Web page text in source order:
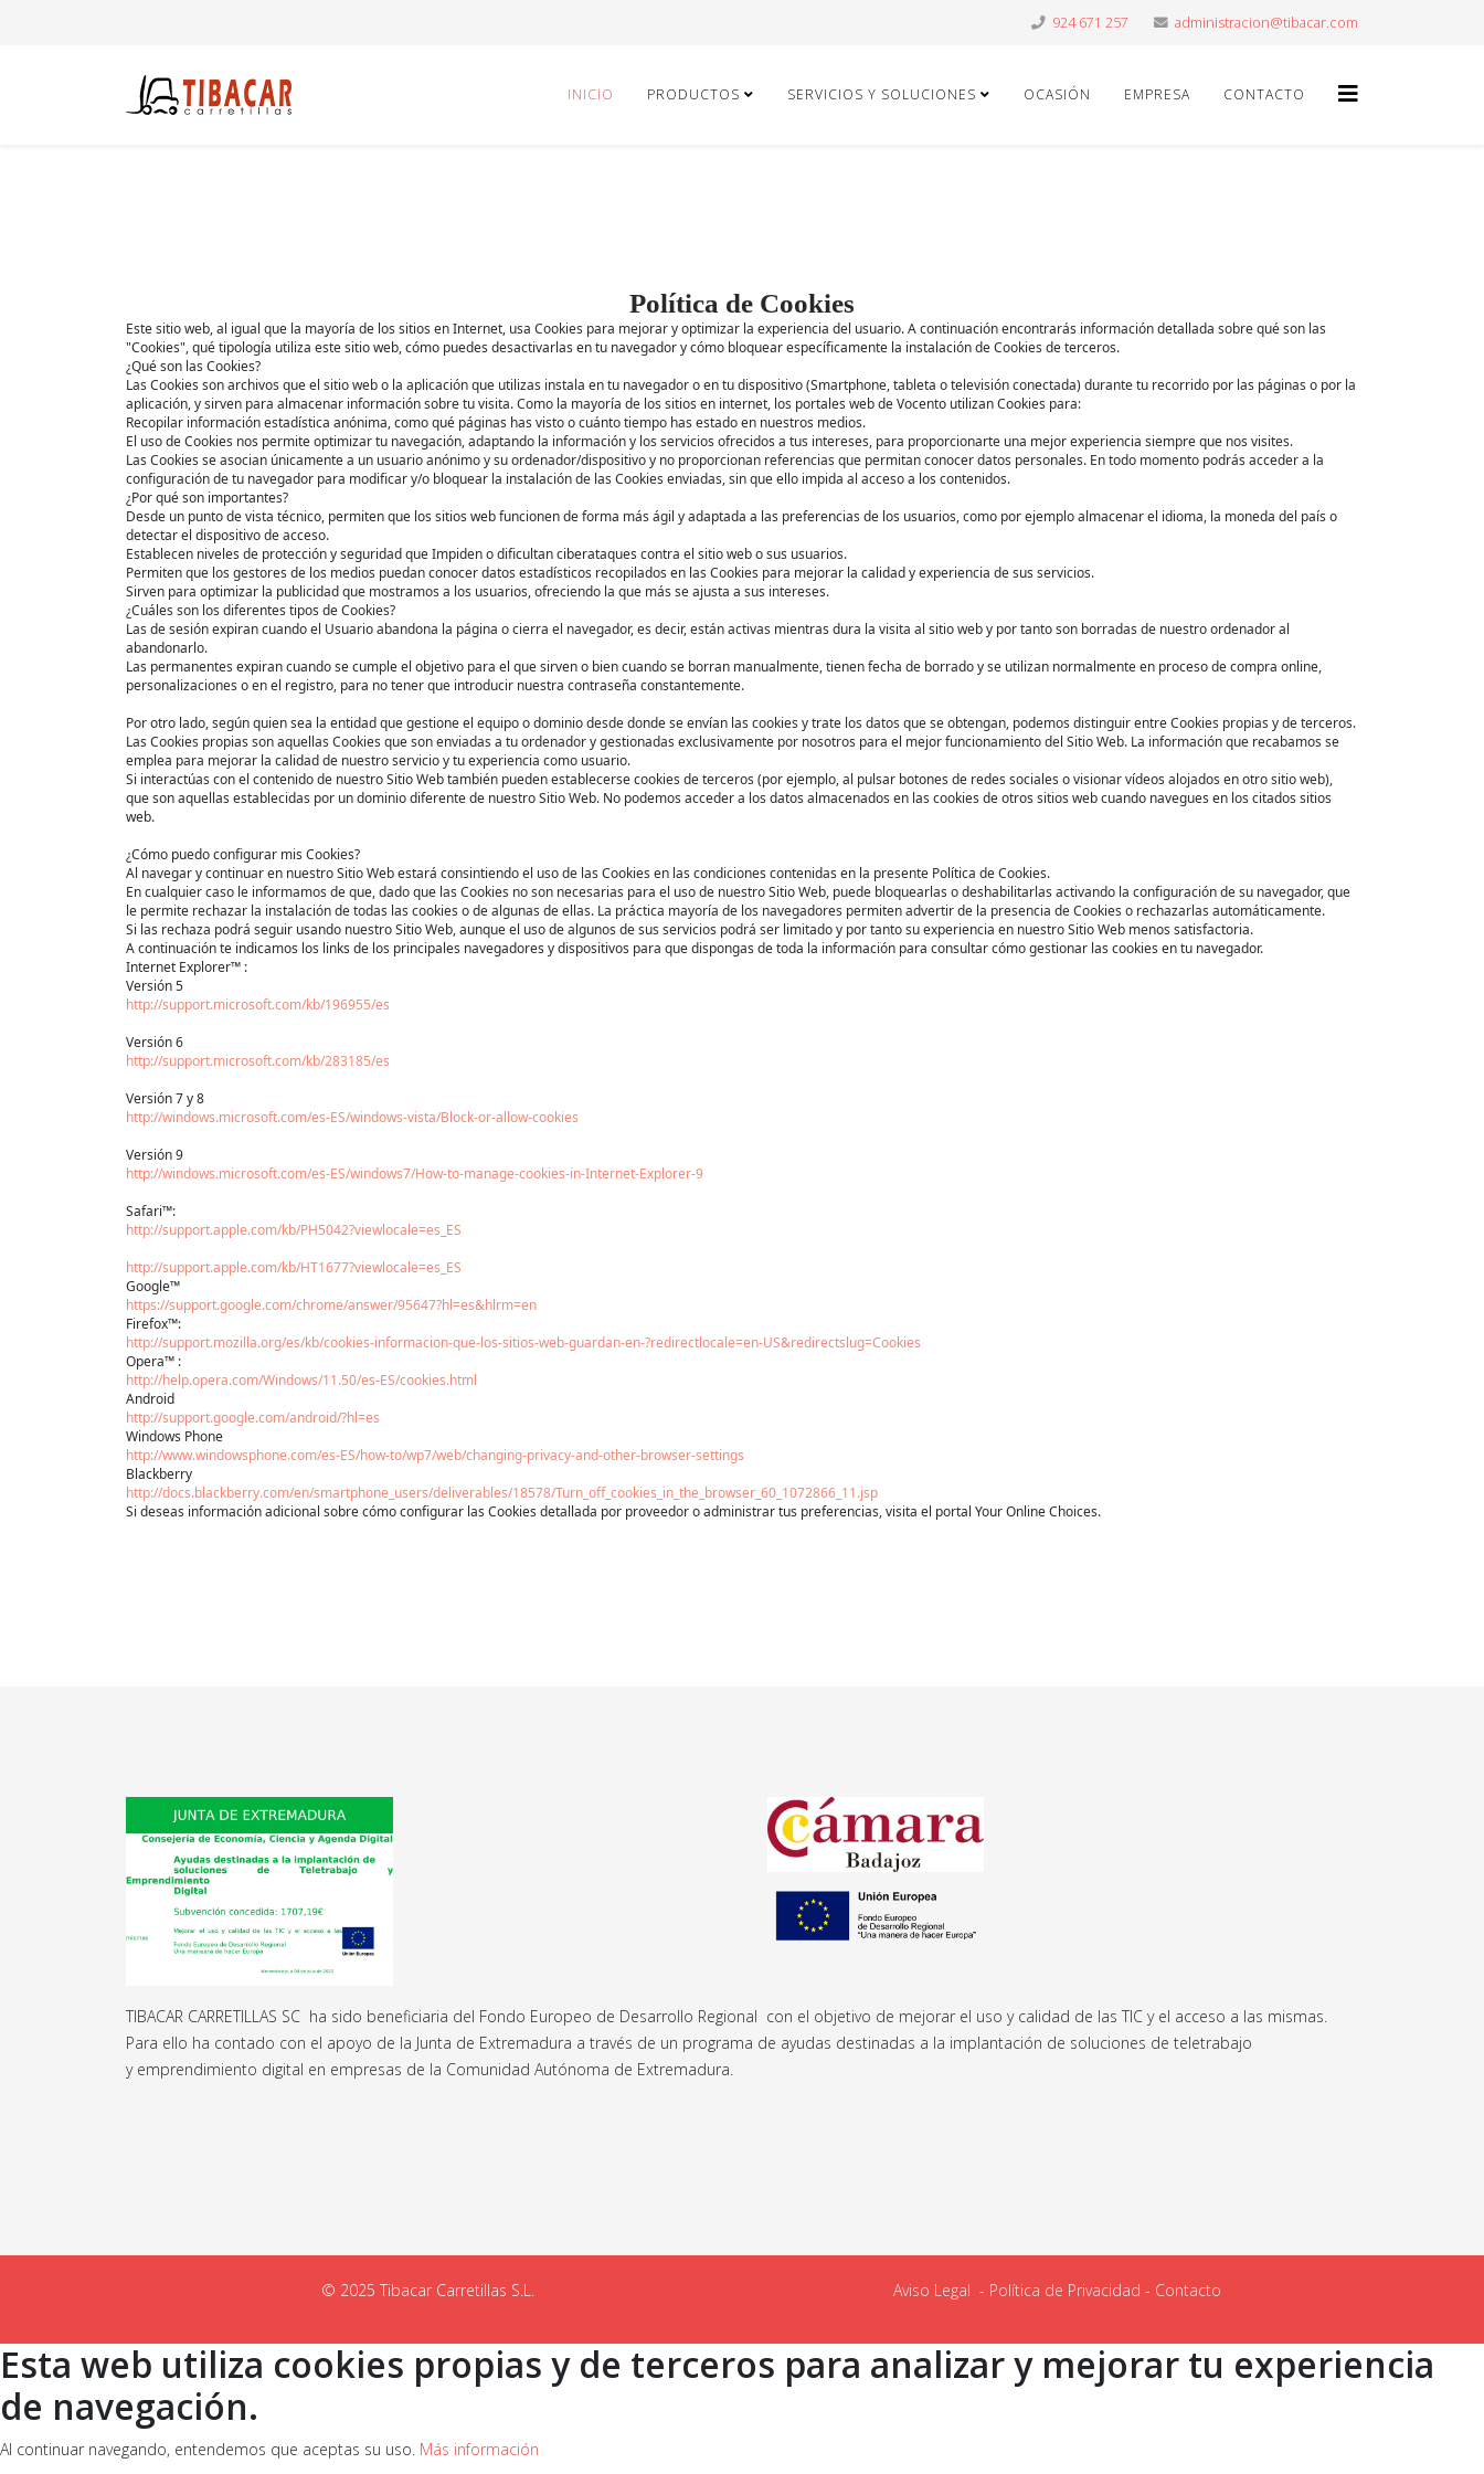
924 671 257
INICIO PRODUCTOS SERVICIOS Y SOLUCIONES OCASIÓN EMPRESA CONTACTO
Política de Cookies
Este sitio web, al igual que la mayoría de los sitios en Internet, usa Cookies para mejorar y optimizar la experiencia del usuario. A continuación encontrarás información detallada sobre qué son las
"Cookies", qué tipología utiliza este sitio web, cómo puedes desactivarlas en tu navegador y cómo bloquear específicamente la instalación de Cookies de terceros.
¿Qué son las Cookies?
Las Cookies son archivos que el sitio web o la aplicación que utilizas instala en tu navegador o en tu dispositivo (Smartphone, tableta o televisión conectada) durante tu recorrido por las páginas o por la
aplicación, y sirven para almacenar información sobre tu visita. Como la mayoría de los sitios en internet, los portales web de Vocento utilizan Cookies para:
Recopilar información estadística anónima, como qué páginas has visto o cuánto tiempo has estado en nuestros medios.
El uso de Cookies nos permite optimizar tu navegación, adaptando la información y los servicios ofrecidos a tus intereses, para proporcionarte una mejor experiencia siempre que nos visites.
Las Cookies se asocian únicamente a un usuario anónimo y su ordenador/dispositivo y no proporcionan referencias que permitan conocer datos personales. En todo momento podrás acceder a la
configuración de tu navegador para modificar y/o bloquear la instalación de las Cookies enviadas, sin que ello impida al acceso a los contenidos.
¿Por qué son importantes?
Desde un punto de vista técnico, permiten que los sitios web funcionen de forma más ágil y adaptada a las preferencias de los usuarios, como por ejemplo almacenar el idioma, la moneda del país o
detectar el dispositivo de acceso.
Establecen niveles de protección y seguridad que Impiden o dificultan ciberataques contra el sitio web o sus usuarios.
Permiten que los gestores de los medios puedan conocer datos estadísticos recopilados en las Cookies para mejorar la calidad y experiencia de sus servicios.
Sirven para optimizar la publicidad que mostramos a los usuarios, ofreciendo la que más se ajusta a sus intereses.
¿Cuáles son los diferentes tipos de Cookies?
Las de sesión expiran cuando el Usuario abandona la página o cierra el navegador, es decir, están activas mientras dura la visita al sitio web y por tanto son borradas de nuestro ordenador al
abandonarlo.
Las permanentes expiran cuando se cumple el objetivo para el que sirven o bien cuando se borran manualmente, tienen fecha de borrado y se utilizan normalmente en proceso de compra online,
personalizaciones o en el registro, para no tener que introducir nuestra contraseña constantemente.
Por otro lado, según quien sea la entidad que gestione el equipo o dominio desde donde se envían las cookies y trate los datos que se obtengan, podemos distinguir entre Cookies propias y de terceros.
Las Cookies propias son aquellas Cookies que son enviadas a tu ordenador y gestionadas exclusivamente por nosotros para el mejor funcionamiento del Sitio Web. La información que recabamos se
emplea para mejorar la calidad de nuestro servicio y tu experiencia como usuario.
Si interactúas con el contenido de nuestro Sitio Web también pueden establecerse cookies de terceros (por ejemplo, al pulsar botones de redes sociales o visionar vídeos alojados en otro sitio web),
que son aquellas establecidas por un dominio diferente de nuestro Sitio Web. No podemos acceder a los datos almacenados en las cookies de otros sitios web cuando navegues en los citados sitios
web.
¿Cómo puedo configurar mis Cookies?
Al navegar y continuar en nuestro Sitio Web estará consintiendo el uso de las Cookies en las condiciones contenidas en la presente Política de Cookies.
En cualquier caso le informamos de que, dado que las Cookies no son necesarias para el uso de nuestro Sitio Web, puede bloquearlas o deshabilitarlas activando la configuración de su navegador, que
le permite rechazar la instalación de todas las cookies o de algunas de ellas. La práctica mayoría de los navegadores permiten advertir de la presencia de Cookies o rechazarlas automáticamente.
Si las rechaza podrá seguir usando nuestro Sitio Web, aunque el uso de algunos de sus servicios podrá ser limitado y por tanto su experiencia en nuestro Sitio Web menos satisfactoria.
A continuación te indicamos los links de los principales navegadores y dispositivos para que dispongas de toda la información para consultar cómo gestionar las cookies en tu navegador.
Internet Explorer™ :
Versión 5
http://support.microsoft.com/kb/196955/es
Versión 6
http://support.microsoft.com/kb/283185/es
Versión 7 y 8
http://windows.microsoft.com/es-ES/windows-vista/Block-or-allow-cookies
Versión 9
http://windows.microsoft.com/es-ES/windows7/How-to-manage-cookies-in-Internet-Explorer-9
Safari™:
http://support.apple.com/kb/PH5042?viewlocale=es_ES
http://support.apple.com/kb/HT1677?viewlocale=es_ES
Google™
https://support.google.com/chrome/answer/95647?hl=es&hlrm=en
Firefox™:
http://support.mozilla.org/es/kb/cookies-informacion-que-los-sitios-web-guardan-en-?redirectlocale=en-US&redirectslug=Cookies
Opera™ :
http://help.opera.com/Windows/11.50/es-ES/cookies.html
Android
http://support.google.com/android/?hl=es
Windows Phone
http://www.windowsphone.com/es-ES/how-to/wp7/web/changing-privacy-and-other-browser-settings
Blackberry
http://docs.blackberry.com/en/smartphone_users/deliverables/18578/Turn_off_cookies_in_the_browser_60_1072866_11.jsp
Si deseas información adicional sobre cómo configurar las Cookies detallada por proveedor o administrar tus preferencias, visita el portal Your Online Choices.
TIBACAR CARRETILLAS SC ha sido beneficiaria del Fondo Europeo de Desarrollo Regional con el objetivo de mejorar el uso y calidad de las TIC y el acceso a las mismas.
Para ello ha contado con el apoyo de la Junta de Extremadura a través de un programa de ayudas destinadas a la implantación de soluciones de teletrabajo
y emprendimiento digital en empresas de la Comunidad Autónoma de Extremadura.
© 2025 Tibacar Carretillas S.L. Aviso Legal - Política de Privacidad - Contacto
Esta web utiliza cookies propias y de terceros para analizar y mejorar tu experiencia
de navegación.
Al continuar navegando, entendemos que aceptas su uso. Más información